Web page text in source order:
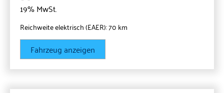
19% MwSt.
Reichweite elektrisch (EAER):70 km
Fahrzeug anzeigen